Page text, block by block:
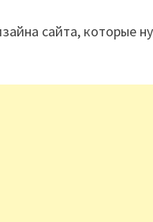
сайта, которые